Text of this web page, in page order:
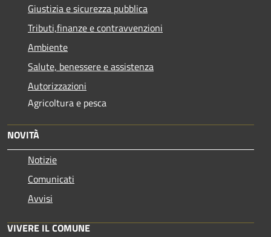
Giustizia e sicurezza pubblica
Tributi,finanze e contravvenzioni
Ambiente
Salute, benessere e assistenza
Autorizzazioni
Agricoltura e pesca
NOVITÀ
Notizie
Comunicati
Avvisi
VIVERE IL COMUNE